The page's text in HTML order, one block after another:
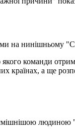
на нинішньому
команди
країнах, а ще
людиною